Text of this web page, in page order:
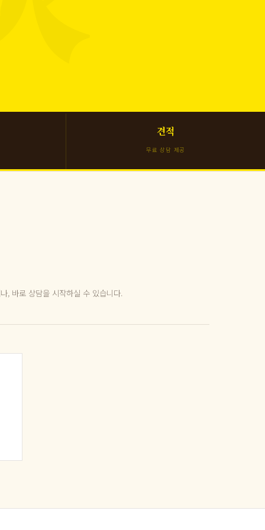
견적
무료 상담 제공
, 바로 상담을 시작하실 수 있습니다.